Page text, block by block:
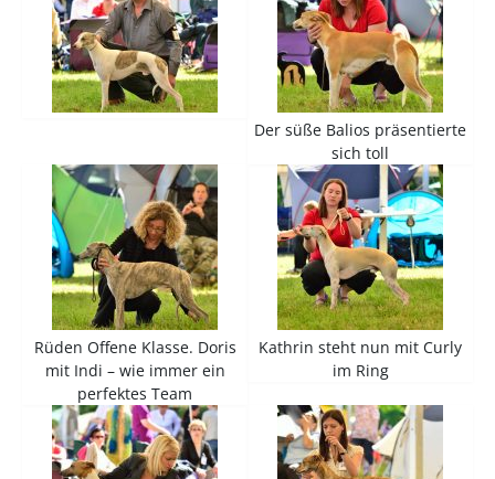
Der süße Balios präsentierte
sich toll
Rüden Offene Klasse. Doris
mit Indi – wie immer ein
perfektes Team
Kathrin steht nun mit Curly
im Ring